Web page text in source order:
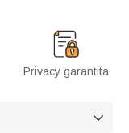
Privacy garantita
